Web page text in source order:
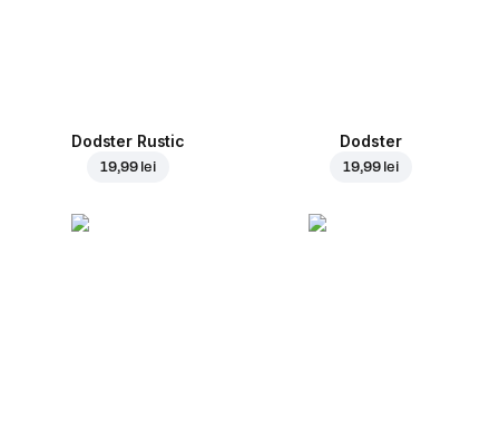
Dodster Rustic
19,99 lei
Dodster
19,99 lei